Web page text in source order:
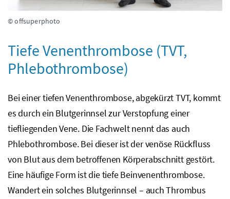
© offsuperphoto
Tiefe Venenthrombose (TVT,
Phlebothrombose)
Bei einer tiefen Venenthrombose, abgekürzt TVT, kommt
es durch ein Blutgerinnsel zur Verstopfung einer
tiefliegenden Vene. Die Fachwelt nennt das auch
Phlebothrombose. Bei dieser ist der venöse Rückfluss
von Blut aus dem betroffenen Körperabschnitt gestört.
Eine häufige Form ist die tiefe Beinvenenthrombose.
Wandert ein solches Blutgerinnsel – auch Thrombus